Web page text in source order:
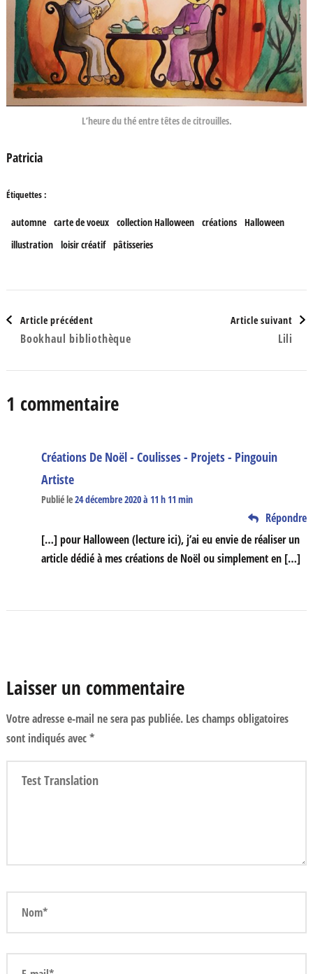
L’heure du thé entre têtes de citrouilles.
Patricia
Étiquettes :
automne carte de voeux collection Halloween créations Halloween
illustration loisir créatif pâtisseries
Navigation
d'article
Article précédent
Bookhaul bibliothèque
Article suivant
Lili
1 commentaire
Créations De Noël - Coulisses - Projets - Pingouin
Artiste
Publié le24 décembre 2020 à 11 h 11 min
Répondre
[…] pour Halloween (lecture ici), j’ai eu envie de réaliser un
article dédié à mes créations de Noël ou simplement en […]
Laisser un commentaire
Votre adresse e-mail ne sera pas publiée. Les champs obligatoires
sont indiqués avec*